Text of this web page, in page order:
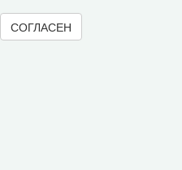
СОГЛАСЕН